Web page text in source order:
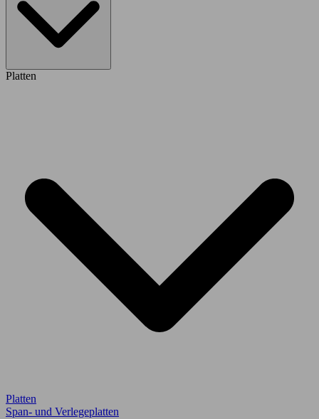
Platten
Platten
Span- und Verlegeplatten